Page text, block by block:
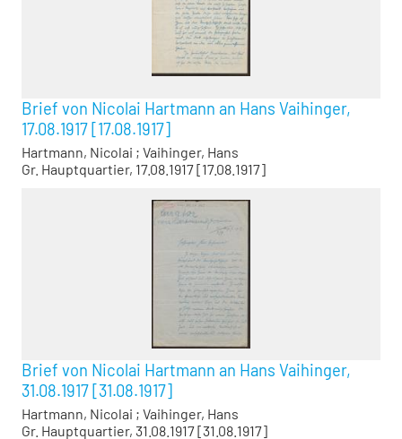
Brief von Nicolai Hartmann an Hans Vaihinger,
17.08.1917 [17.08.1917]
Hartmann, Nicolai ; Vaihinger, Hans
Gr. Hauptquartier, 17.08.1917 [17.08.1917]
Brief von Nicolai Hartmann an Hans Vaihinger,
31.08.1917 [31.08.1917]
Hartmann, Nicolai ; Vaihinger, Hans
Gr. Hauptquartier, 31.08.1917 [31.08.1917]